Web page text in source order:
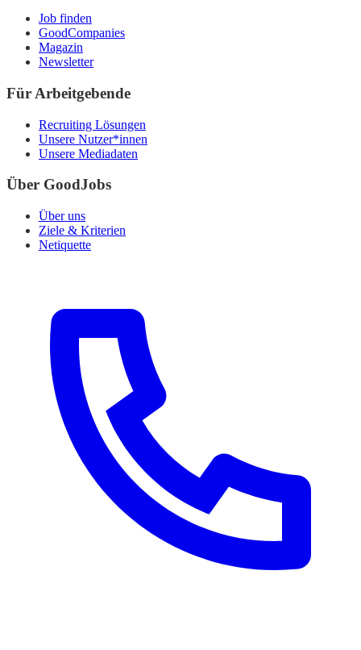
Job finden
GoodCompanies
Magazin
Newsletter
Für Arbeitgebende
Recruiting Lösungen
Unsere Nutzer*innen
Unsere Mediadaten
Über GoodJobs
Über uns
Ziele & Kriterien
Netiquette